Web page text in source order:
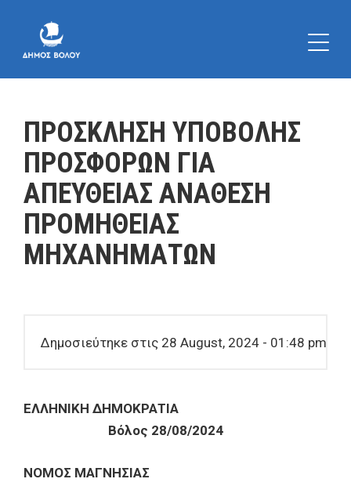
ΠΡΟΣΚΛΗΣΗ ΥΠΟΒΟΛΗΣ
ΠΡΟΣΦΟΡΩΝ ΓΙΑ
ΑΠΕΥΘΕΙΑΣ ΑΝΑΘΕΣΗ
ΠΡΟΜΗΘΕΙΑΣ
ΜΗΧΑΝΗΜΑΤΩΝ
Δημοσιεύτηκε στις 28 August, 2024 - 01:48 pm
ΕΛΛΗΝΙΚΗ ΔΗΜΟΚΡΑΤΙΑ
Βόλος 28/08/2024
ΝΟΜΟΣ ΜΑΓΝΗΣΙΑΣ